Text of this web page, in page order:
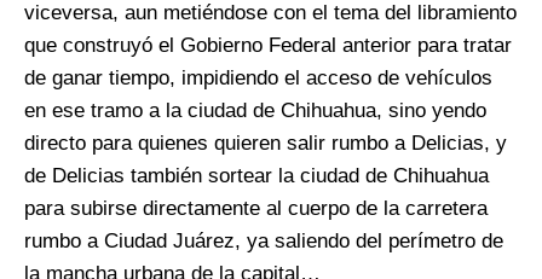
viceversa, aun metiéndose con el tema del libramiento
que construyó el Gobierno Federal anterior para tratar
de ganar tiempo, impidiendo el acceso de vehículos
en ese tramo a la ciudad de Chihuahua, sino yendo
directo para quienes quieren salir rumbo a Delicias, y
de Delicias también sortear la ciudad de Chihuahua
para subirse directamente al cuerpo de la carretera
rumbo a Ciudad Juárez, ya saliendo del perímetro de
la mancha urbana de la capital…